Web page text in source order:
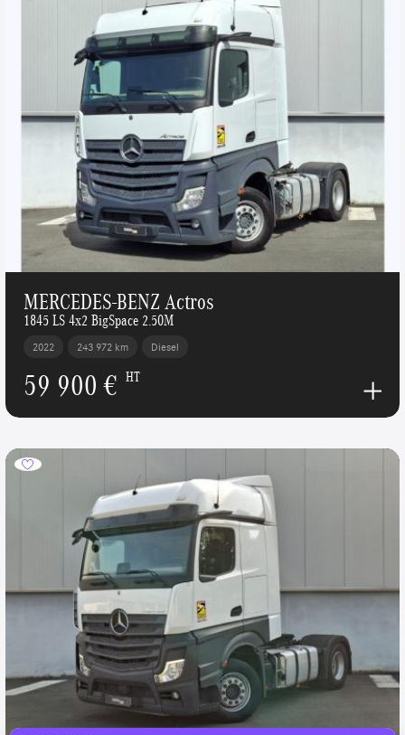
MERCEDES-BENZ Actros
1845 LS 4x2 BigSpace 2.50M
2022 243 972 km Diesel
59 900 € HT